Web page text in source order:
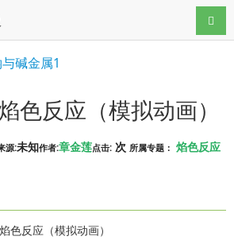
导航
碱金属1
色反应（模拟动画）
源:未知作者:章金莲点击: 次 所属专题： 焰色反应
色反应（模拟动画）